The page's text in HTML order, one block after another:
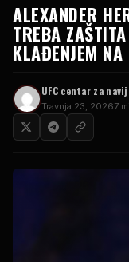
ALEXANDER
TREBA
KLAĐENJEM
UFC centar za
Travnja 23, 20267